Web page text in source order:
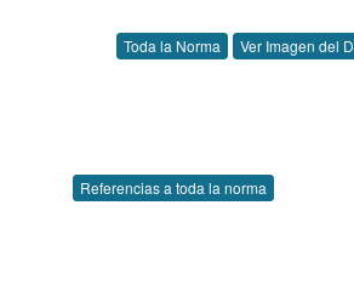
Toda la Norma Ver Imagen del
Referencias a toda la norma